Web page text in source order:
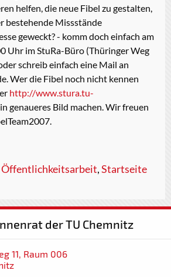
helfen, die neue Fibel zu gestalten,
bestehende Missstände
geweckt? - komm doch einfach am
Uhr im StuRa-Büro (Thüringer Weg
schreib einfach eine Mail an
Wer die Fibel noch nicht kennen
http://www.stura.tu-
genaueres Bild machen. Wir freuen
Öffentlichkeitsarbeit,Startseite
der TU Chemnitz
11, Raum 006